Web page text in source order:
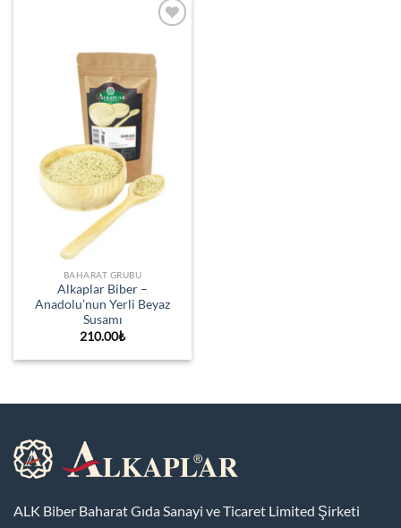
BAHARAT GRUBU
Alkaplar Biber –
Anadolu’nun Yerli Beyaz
Susamı
210.00₺
ALK Biber Baharat Gıda Sanayi ve Ticaret Limited Şirketi